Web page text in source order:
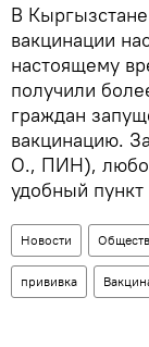
В
вакцинации
настоящему
получили
граждан
вакцинацию.
О., ПИН),
удобный
Новости
прививка